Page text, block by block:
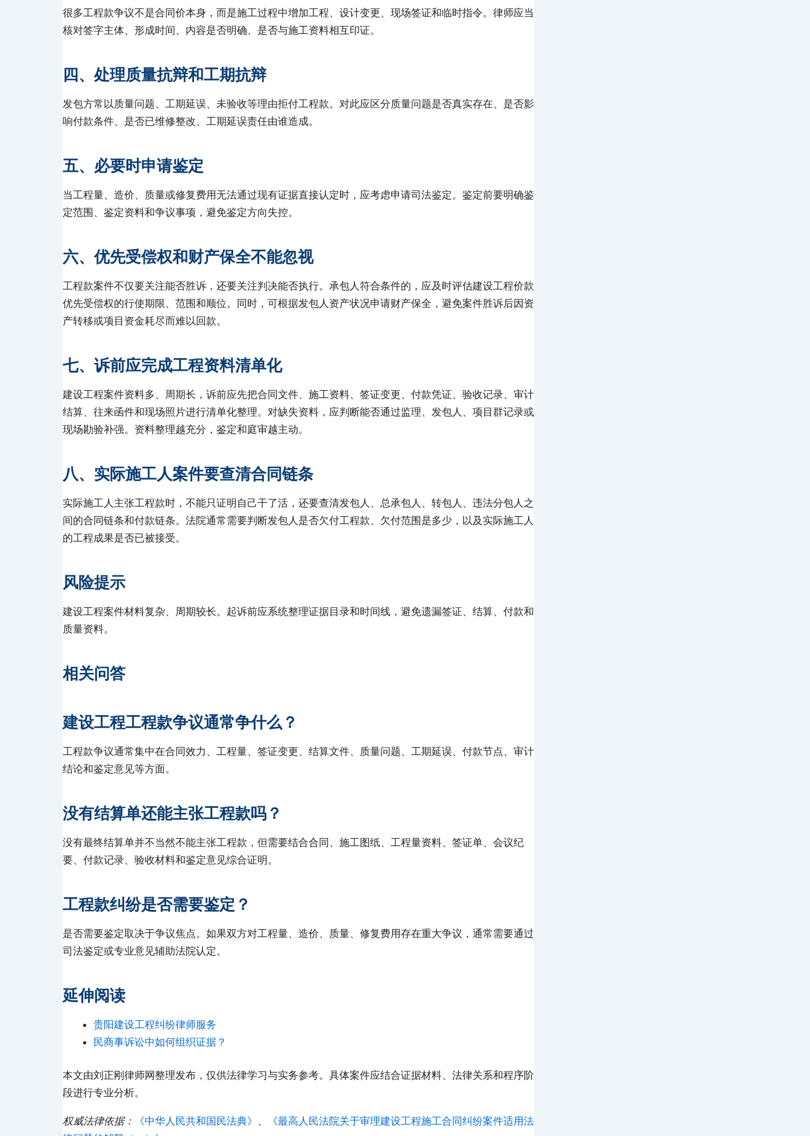
很多工程款争议不是合同价本身，而是施工过程中增加工程、设计变更、现场签证和临时指令。律师应当
核对签字主体、形成时间、内容是否明确、是否与施工资料相互印证。
四、处理质量抗辩和工期抗辩
发包方常以质量问题、工期延误、未验收等理由拒付工程款。对此应区分质量问题是否真实存在、是否影
响付款条件、是否已维修整改、工期延误责任由谁造成。
五、必要时申请鉴定
当工程量、造价、质量或修复费用无法通过现有证据直接认定时，应考虑申请司法鉴定。鉴定前要明确鉴
定范围、鉴定资料和争议事项，避免鉴定方向失控。
六、优先受偿权和财产保全不能忽视
工程款案件不仅要关注能否胜诉，还要关注判决能否执行。承包人符合条件的，应及时评估建设工程价款
优先受偿权的行使期限、范围和顺位。同时，可根据发包人资产状况申请财产保全，避免案件胜诉后因资
产转移或项目资金耗尽而难以回款。
七、诉前应完成工程资料清单化
建设工程案件资料多、周期长，诉前应先把合同文件、施工资料、签证变更、付款凭证、验收记录、审计
结算、往来函件和现场照片进行清单化整理。对缺失资料，应判断能否通过监理、发包人、项目群记录或
现场勘验补强。资料整理越充分，鉴定和庭审越主动。
八、实际施工人案件要查清合同链条
实际施工人主张工程款时，不能只证明自己干了活，还要查清发包人、总承包人、转包人、违法分包人之
间的合同链条和付款链条。法院通常需要判断发包人是否欠付工程款、欠付范围是多少，以及实际施工人
的工程成果是否已被接受。
风险提示
建设工程案件材料复杂、周期较长。起诉前应系统整理证据目录和时间线，避免遗漏签证、结算、付款和
质量资料。
相关问答
建设工程工程款争议通常争什么？
工程款争议通常集中在合同效力、工程量、签证变更、结算文件、质量问题、工期延误、付款节点、审计
结论和鉴定意见等方面。
没有结算单还能主张工程款吗？
没有最终结算单并不当然不能主张工程款，但需要结合合同、施工图纸、工程量资料、签证单、会议纪
要、付款记录、验收材料和鉴定意见综合证明。
工程款纠纷是否需要鉴定？
是否需要鉴定取决于争议焦点。如果双方对工程量、造价、质量、修复费用存在重大争议，通常需要通过
司法鉴定或专业意见辅助法院认定。
延伸阅读
贵阳建设工程纠纷律师服务
民商事诉讼中如何组织证据？
本文由刘正刚律师网整理发布，仅供法律学习与实务参考。具体案件应结合证据材料、法律关系和程序阶
段进行专业分析。
权威法律依据： 《中华人民共和国民法典》 、
《最高人民法院关于审理建设工程施工合同纠纷案件适用法